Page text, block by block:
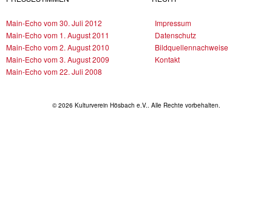
Main-Echo vom 30. Juli 2012
Main-Echo vom 1. August 2011
Main-Echo vom 2. August 2010
Main-Echo vom 3. August 2009
Main-Echo vom 22. Juli 2008
Impressum
Datenschutz
Bildquellennachweise
Kontakt
© 2026 Kulturverein Hösbach e.V.. Alle Rechte vorbehalten.